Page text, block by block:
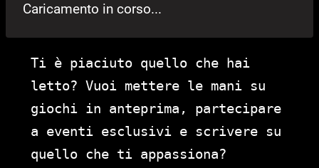
Caricamento in corso...
Ti è piaciuto quello che hai
letto? Vuoi mettere le mani su
giochi in anteprima, partecipare
a eventi esclusivi e scrivere su
quello che ti appassiona?